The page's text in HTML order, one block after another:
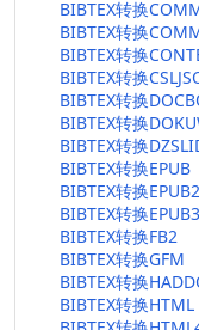
BIBTEX转换
BIBTEX转换
BIBTEX转换
BIBTEX转换
BIBTEX转换
BIBTEX转换
BIBTEX转换
BIBTEX转换EPUB
BIBTEX转换EPUB2
BIBTEX转换EPUB3
BIBTEX转换FB2
BIBTEX转换GFM
BIBTEX转换
BIBTEX转换HTML